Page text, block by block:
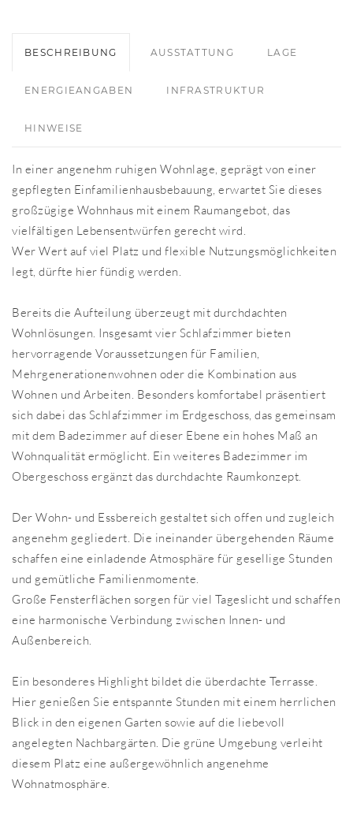
BESCHREIBUNG AUSSTATTUNG LAGE
ENERGIEANGABEN INFRASTRUKTUR
HINWEISE
In einer angenehm ruhigen Wohnlage, geprägt von einer
gepflegten Einfamilienhausbebauung, erwartet Sie dieses
großzügige Wohnhaus mit einem Raumangebot, das
vielfältigen Lebensentwürfen gerecht wird.
Wer Wert auf viel Platz und flexible Nutzungsmöglichkeiten
legt, dürfte hier fündig werden.
Bereits die Aufteilung überzeugt mit durchdachten
Wohnlösungen. Insgesamt vier Schlafzimmer bieten
hervorragende Voraussetzungen für Familien,
Mehrgenerationenwohnen oder die Kombination aus
Wohnen und Arbeiten. Besonders komfortabel präsentiert
sich dabei das Schlafzimmer im Erdgeschoss, das gemeinsam
mit dem Badezimmer auf dieser Ebene ein hohes Maß an
Wohnqualität ermöglicht. Ein weiteres Badezimmer im
Obergeschoss ergänzt das durchdachte Raumkonzept.
Der Wohn- und Essbereich gestaltet sich offen und zugleich
angenehm gegliedert. Die ineinander übergehenden Räume
schaffen eine einladende Atmosphäre für gesellige Stunden
und gemütliche Familienmomente.
Große Fensterflächen sorgen für viel Tageslicht und schaffen
eine harmonische Verbindung zwischen Innen- und
Außenbereich.
Ein besonderes Highlight bildet die überdachte Terrasse.
Hier genießen Sie entspannte Stunden mit einem herrlichen
Blick in den eigenen Garten sowie auf die liebevoll
angelegten Nachbargärten. Die grüne Umgebung verleiht
diesem Platz eine außergewöhnlich angenehme
Wohnatmosphäre.